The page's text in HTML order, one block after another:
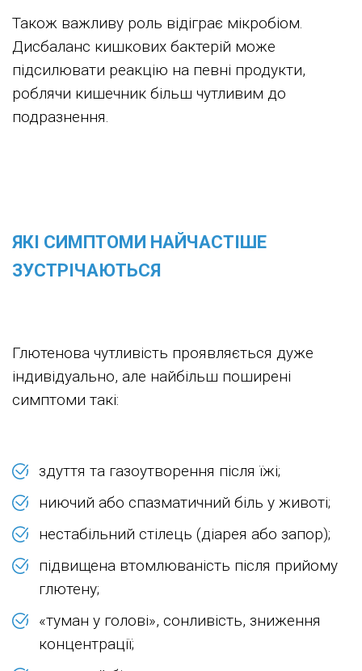
Також важливу роль відіграє мікробіом.
Дисбаланс кишкових бактерій може
підсилювати реакцію на певні продукти,
роблячи кишечник більш чутливим до
подразнення.
ЯКІ СИМПТОМИ НАЙЧАСТІШЕ
ЗУСТРІЧАЮТЬСЯ
Глютенова чутливість проявляється дуже
індивідуально, але найбільш поширені
симптоми такі:
здуття та газоутворення після їжі;
ниючий або спазматичний біль у животі;
нестабільний стілець (діарея або запор);
підвищена втомлюваність після прийому
глютену;
«туман у голові», сонливість, зниження
концентрації;